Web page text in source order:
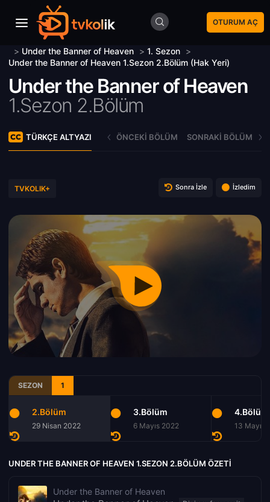
OTURUM AÇ
> Under the Banner of Heaven > 1. Sezon >
Under the Banner of Heaven 1.Sezon 2.Bölüm (Hak Yeri)
Under the Banner of Heaven
1.Sezon 2.Bölüm
TÜRKÇE ALTYAZI ÖNCEKI BÖLÜM SONRAKI BÖLÜM
TVKOLIK+ Sonra İzle İzledim
SEZON 1
2.Bölüm
29 Nisan 2022
3.Bölüm
6 Mayıs 2022
4.Bölüm
13 Mayıs
UNDER THE BANNER OF HEAVEN 1.SEZON 2.BÖLÜM ÖZETI
Under the Banner of Heaven